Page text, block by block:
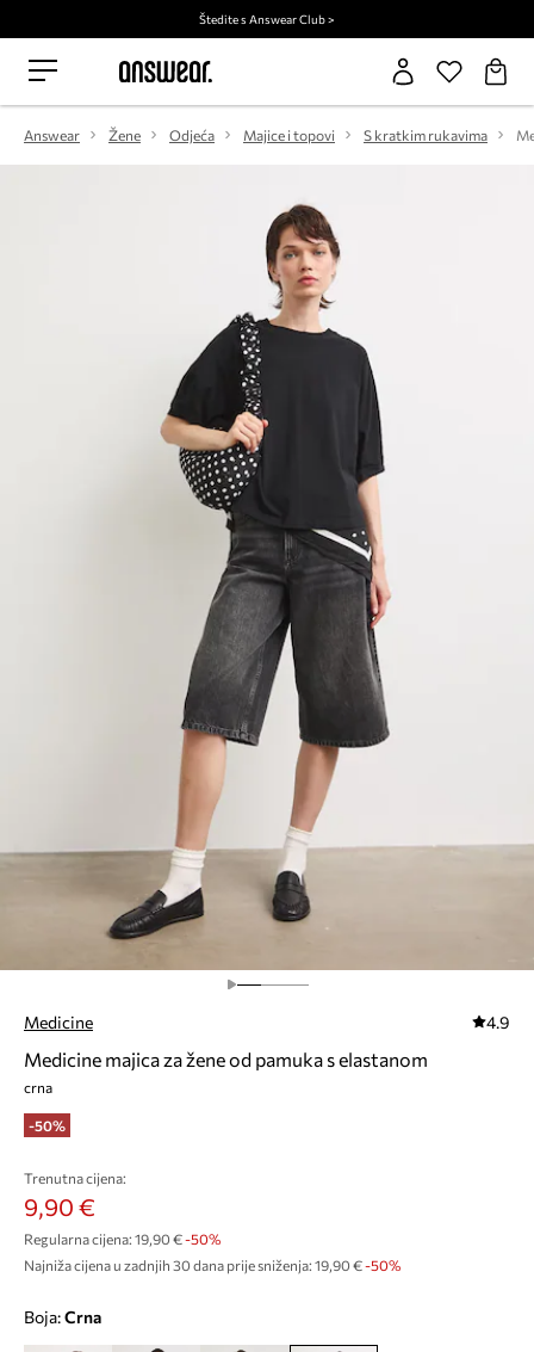
Štedite s Answear Club >
Answear Žene Odjeća Majice i topovi S kratkim rukavima
Medicine 4.9
Medicine majica za žene od pamuka s elastanom
crna
-50%
Trenutna cijena:
9,90 €
Regularna cijena: 19,90 €-50%
Najniža cijena u zadnjih 30 dana prije sniženja: 19,90 € -50%
Boja: crna